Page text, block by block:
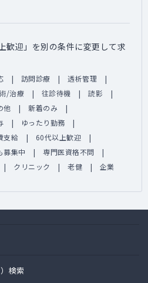
歓迎」を別の条件に変更して求
訪問診療
透析管理
/治療 往診待機
読影
他
新着のみ
ゆったり勤務
支給
60代以上歓迎
募集中
専門医資格不問
クリニック 老健 企業
検索